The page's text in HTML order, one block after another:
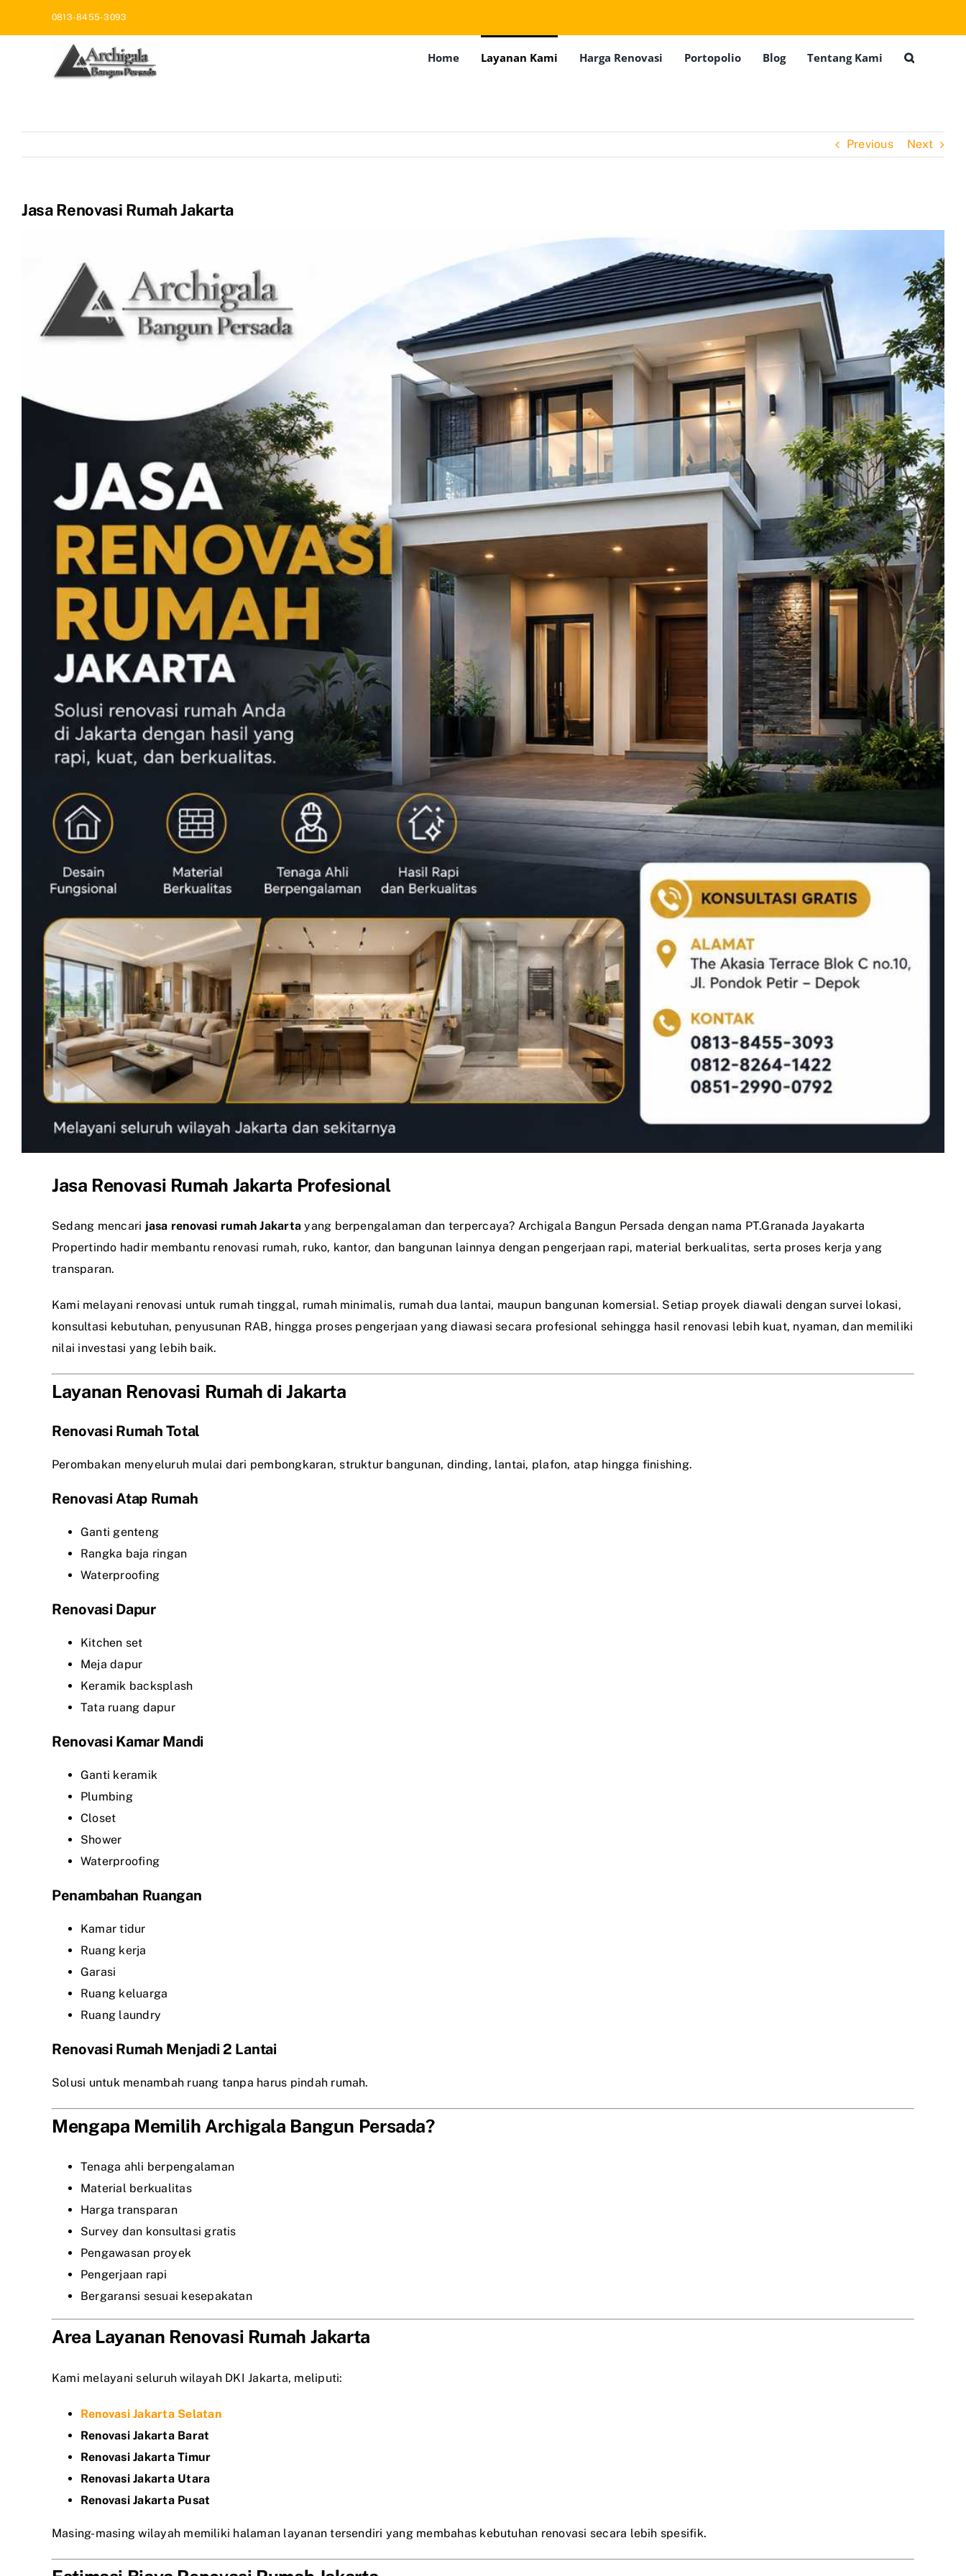
0813-8455-3093
Home Layanan Kami Harga Renovasi Portopolio Blog Tentang Kami
Previous Next
Jasa Renovasi Rumah Jakarta
Jasa Renovasi Rumah Jakarta Profesional
Sedang mencari jasa renovasi rumah Jakarta yang berpengalaman dan terpercaya? Archigala Bangun Persada dengan nama PT.Granada Jayakarta
Propertindo hadir membantu renovasi rumah, ruko, kantor, dan bangunan lainnya dengan pengerjaan rapi, material berkualitas, serta proses kerja yang
transparan.
Kami melayani renovasi untuk rumah tinggal, rumah minimalis, rumah dua lantai, maupun bangunan komersial. Setiap proyek diawali dengan survei lokasi,
konsultasi kebutuhan, penyusunan RAB, hingga proses pengerjaan yang diawasi secara profesional sehingga hasil renovasi lebih kuat, nyaman, dan memiliki
nilai investasi yang lebih baik.
Layanan Renovasi Rumah di Jakarta
Renovasi Rumah Total
Perombakan menyeluruh mulai dari pembongkaran, struktur bangunan, dinding, lantai, plafon, atap hingga finishing.
Renovasi Atap Rumah
Ganti genteng
Rangka baja ringan
Waterproofing
Renovasi Dapur
Kitchen set
Meja dapur
Keramik backsplash
Tata ruang dapur
Renovasi Kamar Mandi
Ganti keramik
Plumbing
Closet
Shower
Waterproofing
Penambahan Ruangan
Kamar tidur
Ruang kerja
Garasi
Ruang keluarga
Ruang laundry
Renovasi Rumah Menjadi 2 Lantai
Solusi untuk menambah ruang tanpa harus pindah rumah.
Mengapa Memilih Archigala Bangun Persada?
Tenaga ahli berpengalaman
Material berkualitas
Harga transparan
Survey dan konsultasi gratis
Pengawasan proyek
Pengerjaan rapi
Bergaransi sesuai kesepakatan
Area Layanan Renovasi Rumah Jakarta
Kami melayani seluruh wilayah DKI Jakarta, meliputi:
Renovasi Jakarta Selatan
Renovasi Jakarta Barat
Renovasi Jakarta Timur
Renovasi Jakarta Utara
Renovasi Jakarta Pusat
Masing-masing wilayah memiliki halaman layanan tersendiri yang membahas kebutuhan renovasi secara lebih spesifik.